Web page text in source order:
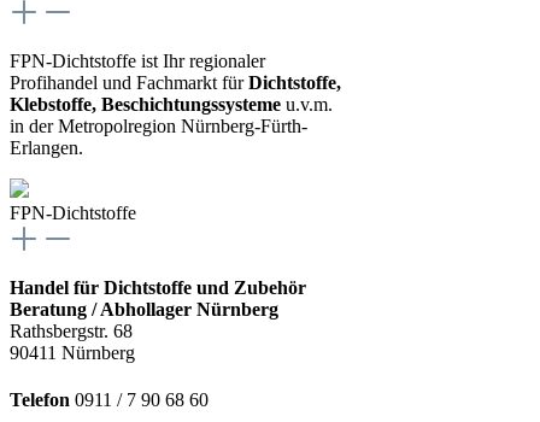
FPN-Dichtstoffe ist Ihr regionaler
Profihandel und Fachmarkt fürDichtstoffe,
Klebstoffe, Beschichtungssysteme u.v.m.
in der Metropolregion Nürnberg-Fürth-
Erlangen.
FPN-Dichtstoffe
Handel für Dichtstoffe und Zubehör
Beratung / Abhollager Nürnberg
Rathsbergstr. 68
90411 Nürnberg
Telefon 0911 / 7 90 68 60